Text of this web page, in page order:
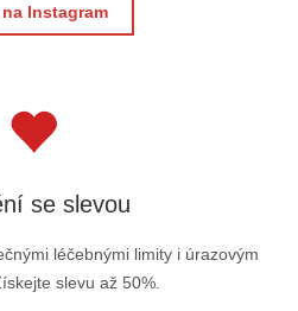
Instagram
se slevou
léčebnými limity i úrazovým
slevu až 50%.